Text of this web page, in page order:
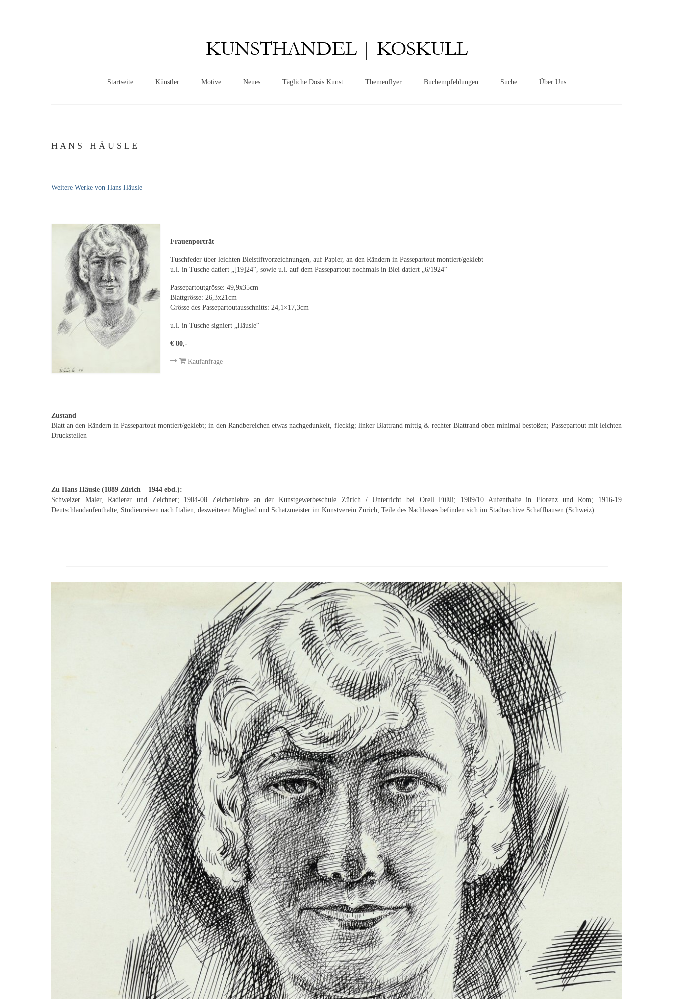
KUNSTHANDEL | KOSKULL
Startseite Künstler Motive Neues Tägliche Dosis Kunst Themenflyer Buchempfehlungen Suche Über Uns
H A N S H Ä U S L E
Weitere Werke von Hans Häusle
Frauenporträt
Tuschfeder über leichten Bleistiftvorzeichnungen, auf Papier, an den Rändern in Passepartout montiert/geklebt
u.l. in Tusche datiert „[19]24“, sowie u.l. auf dem Passepartout nochmals in Blei datiert „6/1924“
Passepartoutgrösse: 49,9x35cm
Blattgrösse: 26,3x21cm
Grösse des Passepartoutausschnitts: 24,1×17,3cm
u.l. in Tusche signiert „Häusle“
€ 80,-
Kaufanfrage
Zustand
Blatt an den Rändern in Passepartout montiert/geklebt; in den Randbereichen etwas nachgedunkelt, fleckig; linker Blattrand mittig & rechter Blattrand oben minimal bestoßen; Passepartout mit leichten
Druckstellen
Zu Hans Häusle (1889 Zürich – 1944 ebd.):
Schweizer Maler, Radierer und Zeichner; 1904-08 Zeichenlehre an der Kunstgewerbeschule Zürich / Unterricht bei Orell Füßli; 1909/10 Aufenthalte in Florenz und Rom; 1916-19
Deutschlandaufenthalte, Studienreisen nach Italien; desweiteren Mitglied und Schatzmeister im Kunstverein Zürich; Teile des Nachlasses befinden sich im Stadtarchive Schaffhausen (Schweiz)